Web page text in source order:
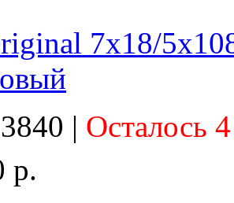
7x18/
| Осталось
р.